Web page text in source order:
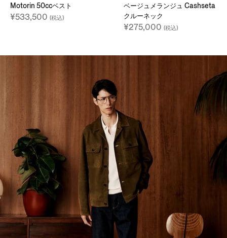
Motorin 50ccベスト
¥533,500 (税込)
ベージュメランジュ Cashseta
クルーネック
¥275,000 (税込)